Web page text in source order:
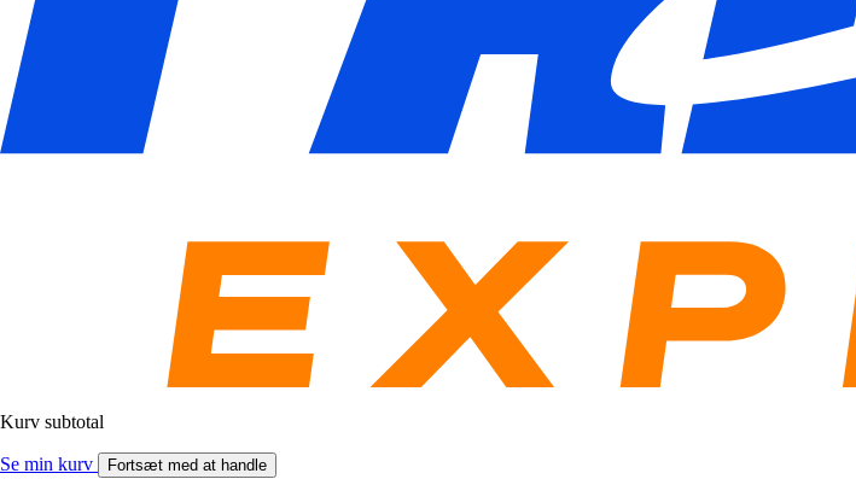
Kurv subtotal
Se min kurv Fortsæt med at handle